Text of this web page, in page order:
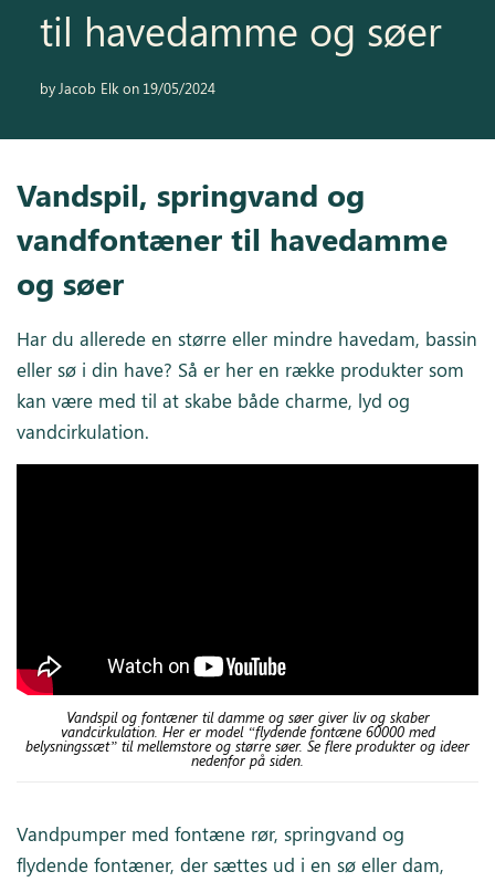
til havedamme og søer
by Jacob Elk on 19/05/2024
Vandspil, springvand og
vandfontæner til havedamme
og søer
Har du allerede en større eller mindre havedam, bassin
eller sø i din have? Så er her en række produkter som
kan være med til at skabe både charme, lyd og
vandcirkulation.
Vandspil og fontæner til damme og søer giver liv og skaber
vandcirkulation. Her er model “flydende fontæne 60000 med
belysningssæt” til mellemstore og større søer. Se flere produkter og ideer
nedenfor på siden.
Vandpumper med fontæne rør, springvand og
flydende fontæner, der sættes ud i en sø eller dam,